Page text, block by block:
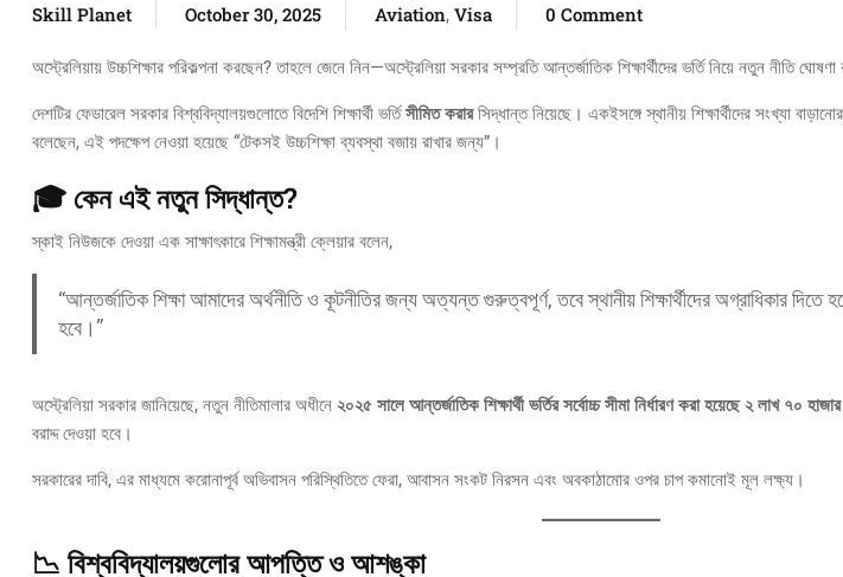
Skill Planet October 30, 2025 Aviation, Visa 0 Comment
অস্ট্রেলিয়ায় উচ্চশিক্ষার পরিকল্পনা করছেন? তাহলে জেনে নিন—অস্ট্রেলিয়া সরকার সম্প্রতি আন্তর্জাতিক শিক্ষার্থীদের ভর্তি নিয়ে নতুন নীতি
দেশটির ফেডারেল সরকার বিশ্ববিদ্যালয়গুলোতে বিদেশি শিক্ষার্থী ভর্তিসীমিত করারসিদ্ধান্ত নিয়েছে। একইসঙ্গে স্থানীয় শিক্ষার্থীদের সংখ্যা
বলেছেন, এই পদক্ষেপ নেওয়া হয়েছে “টেকসই উচ্চশিক্ষা ব্যবস্থা বজায় রাখার জন্য”।
🎓 কেন এই নতুন সিদ্ধান্ত?
স্কাই নিউজকে দেওয়া এক সাক্ষাৎকারে শিক্ষামন্ত্রী ক্লেয়ার বলেন,
“আন্তর্জাতিক শিক্ষা আমাদের অর্থনীতি ও কূটনীতির জন্য অত্যন্ত গুরুত্বপূর্ণ, তবে স্থানীয় শিক্ষার্থীদের অগ্রাধিকার দিতে
হবে।”
অস্ট্রেলিয়া সরকার জানিয়েছে, নতুন নীতিমালার অধীনে ২০২৫ সালে আন্তর্জাতিক শিক্ষার্থী ভর্তির সর্বোচ্চ সীমা নির্ধারণ করা হয়েছে ২ লাখ ৭০
বরাদ্দ দেওয়া হবে।
সরকারের দাবি, এর মাধ্যমে করোনাপূর্ব অভিবাসন পরিস্থিতিতে ফেরা, আবাসন সংকট নিরসন এবং অবকাঠামোর ওপর চাপ কমানোই মূল লক্ষ্য।
📉 বিশ্ববিদ্যালয়গুলোর আপত্তি ও আশঙ্কা